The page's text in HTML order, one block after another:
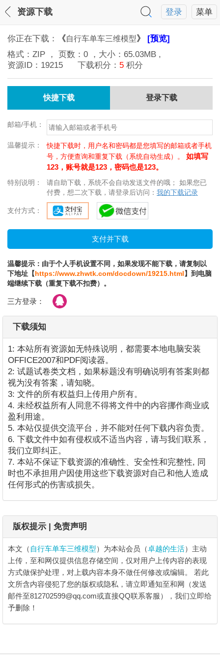
菜单
登录
资源下载
你正在下载： 《自行车单车三维模型》 [预览]
格式： ZIP ， 页数： 0 ，大小： 65.03MB ,
资源ID： 19215 下载积分： 5 积分
快捷下载 登录下载
邮箱/手机：
温馨提示：
快捷下载时，用户名和密码都是您填写的邮箱或者手机
号，方便查询和重复下载（系统自动生成）。 如填写
123，账号就是123，密码也是123。
特别说明：
请自助下载，系统不会自动发送文件的哦； 如果您已
付费，想二次下载，请登录后访问： 我的下载记录
支付方式：
温馨提示：由于个人手机设置不同，如果发现不能下载，请复制以
下地址【https://www.zhwtk.com/docdown/19215.html】到电脑
端继续下载（重复下载不扣费）。
三方登录：
下载须知
1: 本站所有资源如无特殊说明，都需要本地电脑安装
OFFICE2007和PDF阅读器。
2: 试题试卷类文档，如果标题没有明确说明有答案则都
视为没有答案，请知晓。
3: 文件的所有权益归上传用户所有。
4. 未经权益所有人同意不得将文件中的内容挪作商业或
盈利用途。
5. 本站仅提供交流平台，并不能对任何下载内容负责。
6. 下载文件中如有侵权或不适当内容，请与我们联系，
我们立即纠正。
7. 本站不保证下载资源的准确性、安全性和完整性, 同
时也不承担用户因使用这些下载资源对自己和他人造成
任何形式的伤害或损失。
版权提示 | 免责声明
本文（ 自行车单车三维模型）为本站会员（卓越的生活）主动
上传，至和网仅提供信息存储空间，仅对用户上传内容的表现
方式做保护处理，对上载内容本身不做任何修改或编辑。 若此
文所含内容侵犯了您的版权或隐私，请立即通知至和网（发送
邮件至812702599@qq.com或直接QQ联系客服），我们立即给
予删除！